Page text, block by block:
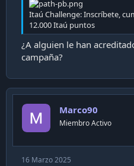
Itaú Challenge: Inscríbete,
12.000 Itaú puntos
¿A alguien le han
campaña?
Marco90
Miembro Activo
16 Marzo 2025